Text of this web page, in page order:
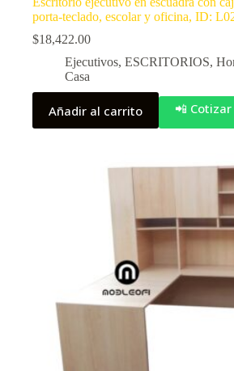
porta-teclado, escolar y oficina, ID:
$18,422.00
Ejecutivos, ESCRITORIOS,
Casa
Añadir al carrito 📲 Cotizar